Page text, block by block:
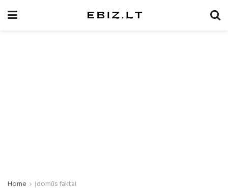
Home Įdomūs faktai